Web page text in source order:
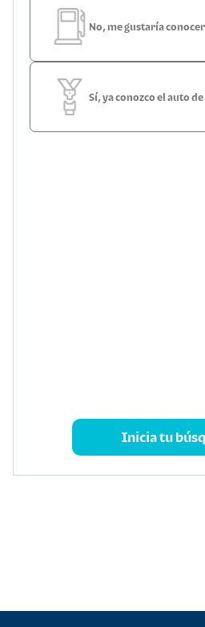
No, me gustaría
Sí, ya conozco el auto
Inicia tu